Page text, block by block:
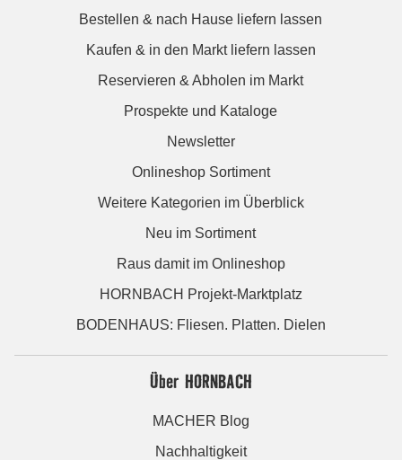
Bestellen & nach Hause liefern lassen
Kaufen & in den Markt liefern lassen
Reservieren & Abholen im Markt
Prospekte und Kataloge
Newsletter
Onlineshop Sortiment
Weitere Kategorien im Überblick
Neu im Sortiment
Raus damit im Onlineshop
HORNBACH Projekt-Marktplatz
BODENHAUS: Fliesen. Platten. Dielen
Über HORNBACH
MACHER Blog
Nachhaltigkeit